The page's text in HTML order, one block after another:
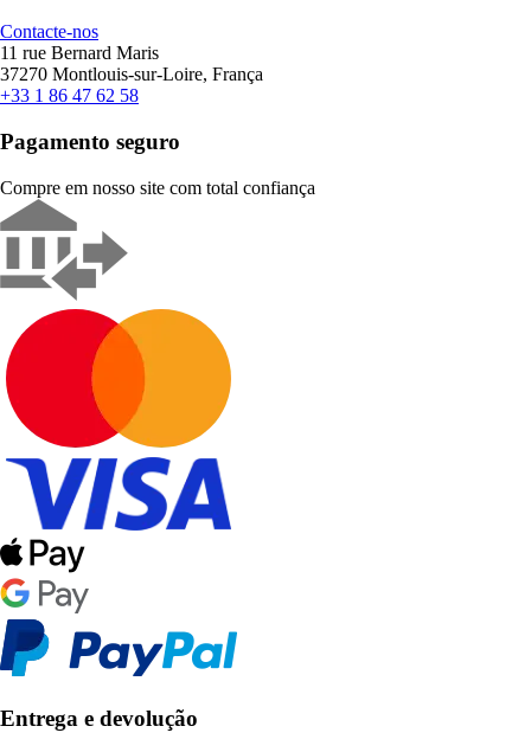
Contacte-nos
11 rue Bernard Maris
37270 Montlouis-sur-Loire, França
+33 1 86 47 62 58
Pagamento seguro
Compre em nosso site com total confiança
Entrega e devolução